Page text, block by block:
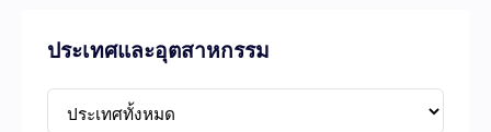
ประเทศและอุตสาหกรรม